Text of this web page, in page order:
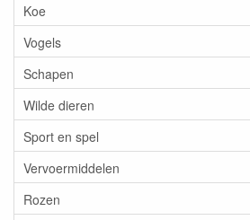
Koe
Vogels
Schapen
Wilde dieren
Sport en spel
Vervoermiddelen
Rozen